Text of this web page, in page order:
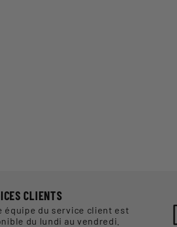
CLIENTS
équipe du service client est
du lundi au vendredi.